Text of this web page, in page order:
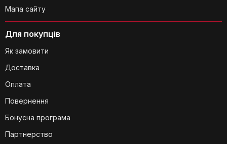
Чи підходить скринька як подарунок?
Для покупців
Як замовити
Доставка
Оплата
Повернення
Бонусна програма
Партнерство
Мапа сайту